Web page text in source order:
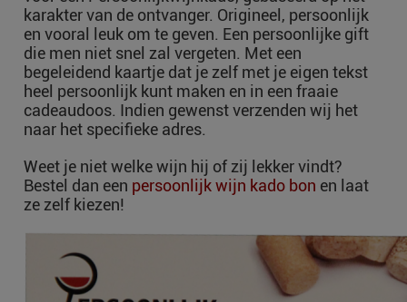
karakter van de ontvanger. Origineel, persoonlijk
en vooral leuk om te geven. Een persoonlijke gift
die men niet snel zal vergeten. Met een
begeleidend kaartje dat je zelf met je eigen tekst
heel persoonlijk kunt maken en in een fraaie
cadeaudoos. Indien gewenst verzenden wij het
naar het specifieke adres.
Weet je niet welke wijn hij of zij lekker vindt?
Bestel dan een persoonlijk wijn kado bon en laat
ze zelf kiezen!